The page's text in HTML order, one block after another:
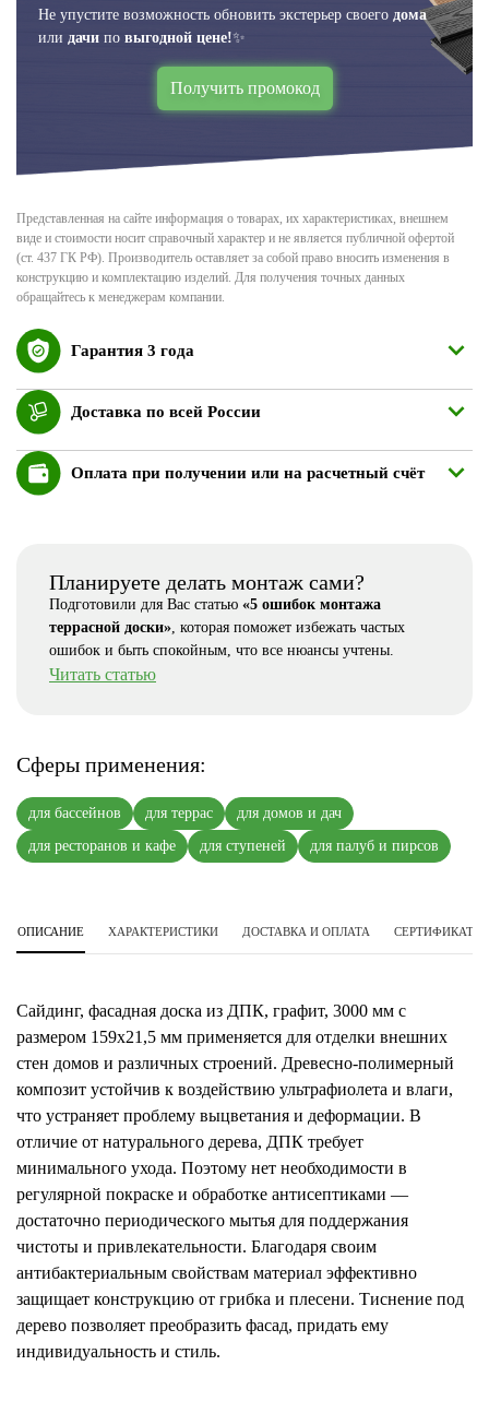
Не упустите возможность обновить экстерьер своего дома
или дачи по выгодной цене!✨
Получить промокод
Представленная на сайте информация о товарах, их характеристиках, внешнем
виде и стоимости носит справочный характер и не является публичной офертой
(ст. 437 ГК РФ). Производитель оставляет за собой право вносить изменения в
конструкцию и комплектацию изделий. Для получения точных данных
обращайтесь к менеджерам компании.
Гарантия 3 года
Доставка по всей России
Оплата при получении или на расчетный счёт
Планируете делать монтаж сами?
Подготовили для Вас статью «5 ошибок монтажа
террасной доски», которая поможет избежать частых
ошибок и быть спокойным, что все нюансы учтены.
Читать статью
Сферы применения:
для бассейнов для террас
для домов и дач
для ресторанов и кафе
для ступеней для палуб и пирсов
ОПИСАНИЕ ХАРАКТЕРИСТИКИ ДОСТАВКА И ОПЛАТА СЕРТИФИКАТЫ
Сайдинг, фасадная доска из ДПК, графит, 3000 мм с
размером 159х21,5 мм применяется для отделки внешних
стен домов и различных строений. Древесно-полимерный
композит устойчив к воздействию ультрафиолета и влаги,
что устраняет проблему выцветания и деформации. В
отличие от натурального дерева, ДПК требует
минимального ухода. Поэтому нет необходимости в
регулярной покраске и обработке антисептиками —
достаточно периодического мытья для поддержания
чистоты и привлекательности. Благодаря своим
антибактериальным свойствам материал эффективно
защищает конструкцию от грибка и плесени. Тиснение под
дерево позволяет преобразить фасад, придать ему
индивидуальность и стиль.